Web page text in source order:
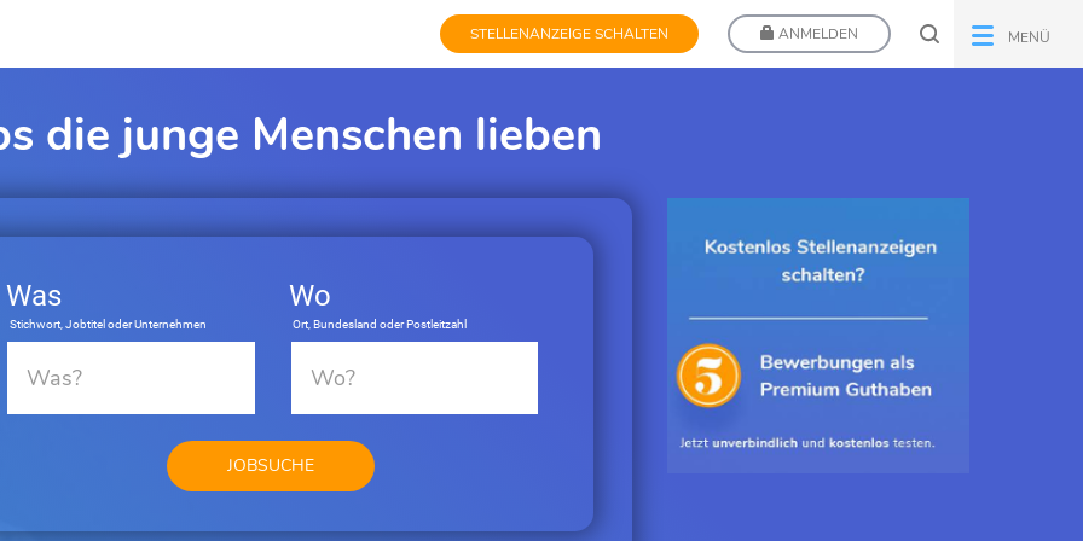
STELLENANZEIGE SCHALTEN ANMELDEN MENÜ
die junge Menschen lieben
Was
Stichwort, Jobtitel oder Unternehmen
Wo
Ort, Bundesland oder Postleitzahl
JOBSUCHE